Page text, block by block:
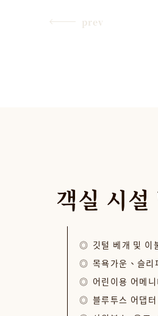
prev
객실 시설
깃털 베개 및 이
목욕가운、슬리
어린이용 어메
블루투스 어댑터